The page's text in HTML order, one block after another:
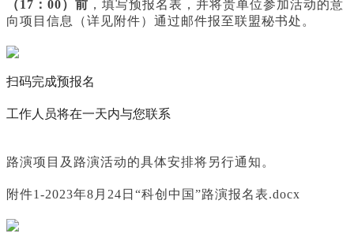
（17：00）前 ，填写预报名表，并将贵单位参加活动的意
向项目信息（详见附件）通过邮件报至联盟秘书处。
扫码完成预报名
工作人员将在一天内与您联系
路演项目及路演活动的具体安排将另行通知。
附件1-2023年8月24日“科创中国”路演报名表.docx